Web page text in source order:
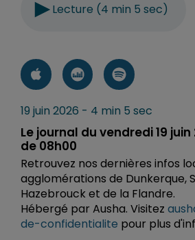
Lecture (4 min 5 sec)
19 juin 2026 - 4 min 5 sec
Le journal du vendredi 19
de 08h00
Retrouvez nos dernières infos
agglomérations de Dunkerque,
Hazebrouck et de la Flandre.
Hébergé par Ausha. Visitez
de-confidentialite pour plus